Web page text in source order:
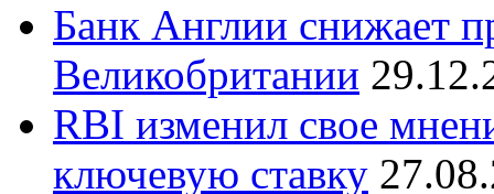
Банк Англии снижает
Великобритании
RBI изменил свое
ключевую ставку